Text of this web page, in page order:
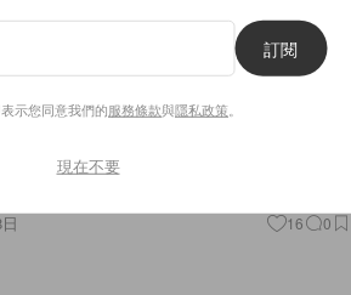
》正式造型照流出，收起性
但相信最滿意今次造型的必定是 Margot
16 0
訂閱
示您同意我們的服務條款與隱私政策
現在不要